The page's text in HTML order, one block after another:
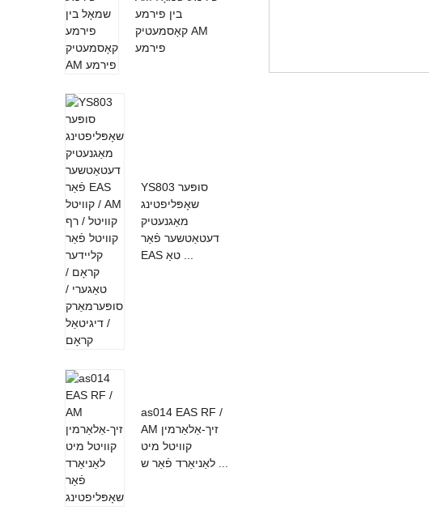
בין פירמע
קאָסמעטיק AM
פירמע
YS803 סופּער
שאָפּליפטינג
מאַגנעטיק
דעטאַטשער פֿאַר
EAS טאַ ...
as014 EAS RF /
AM זיך-אַלאַרמין
קוויטל מיט
לאַניאַרד פֿאַר ש ...